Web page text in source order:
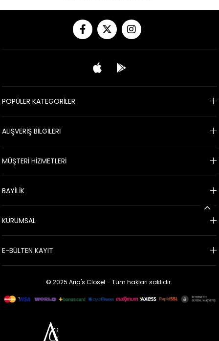
POPÜLER KATEGORİLER
ALIŞVERİŞ BİLGİLERİ
MÜŞTERİ HİZMETLERİ
BAYİLİK
KURUMSAL
E-BÜLTEN KAYIT
© 2025 Aria's Closet - Tüm hakları saklıdır.